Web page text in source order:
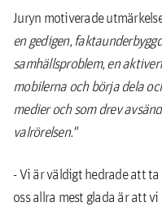
Juryn motiverade
en gedigen,
samhällsproblem, en
mobilerna och börja dela
medier och som drev
valrörelsen."
- Vi är väldigt hedrade att
oss allra mest glada är att